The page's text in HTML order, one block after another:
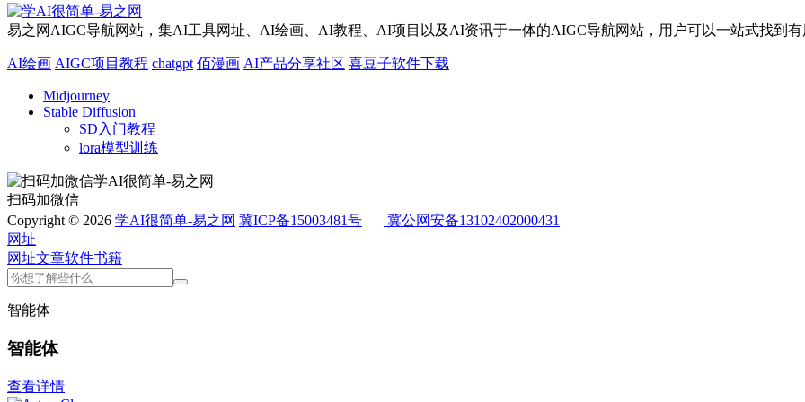
易之网AIGC导航网站，集AI工具网址、AI绘画、AI教程、AI项目以及AI资讯于一体的AIGC导航网站，用户可以一站式找到有
AI绘画 AIGC项目教程 chatgpt 佰漫画 AI产品分享社区 喜豆子软件下载
Midjourney
Stable Diffusion
SD入门教程
lora模型训练
扫码加微信
Copyright © 2026 学AI很简单-易之网 冀ICP备15003481号
冀公网安备13102402000431
网址
网址文章软件书籍
智能体
智能体
查看详情